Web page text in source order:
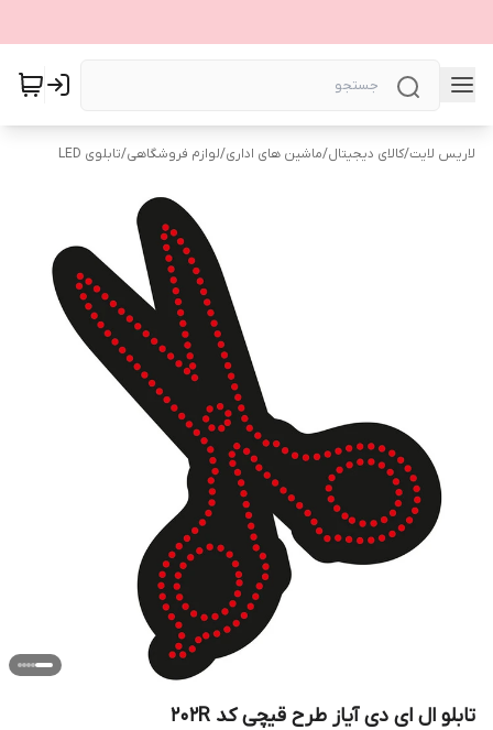
لاریس لایت/کالای دیجیتال/ماشین های اداری/لوازم فروشگاهی/تابلوی LED
تابلو ال ای دی آیاز طرح قیچی کد 202R